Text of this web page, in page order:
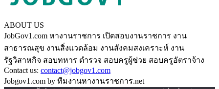
ABOUT US
JobGov1.com หางานราชการ เปิดสอบงานราชการ งาน
สาธารณสุข งานสิ่งแวดล้อม งานสังคมสงเคราะห์ งาน
รัฐวิสาหกิจ สอบทหาร ตำรวจ สอบครูผู้ช่วย สอบครูอัตราจ้าง
Contact us: contact@jobgov1.com
Jobgov1.com by ทีมงานหางานราชการ.net